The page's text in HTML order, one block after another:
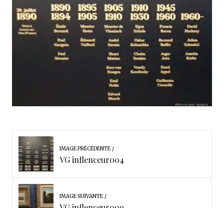
IMAGE PRÉCÉDENTE
VG inflenceur004
IMAGE SUIVANTE